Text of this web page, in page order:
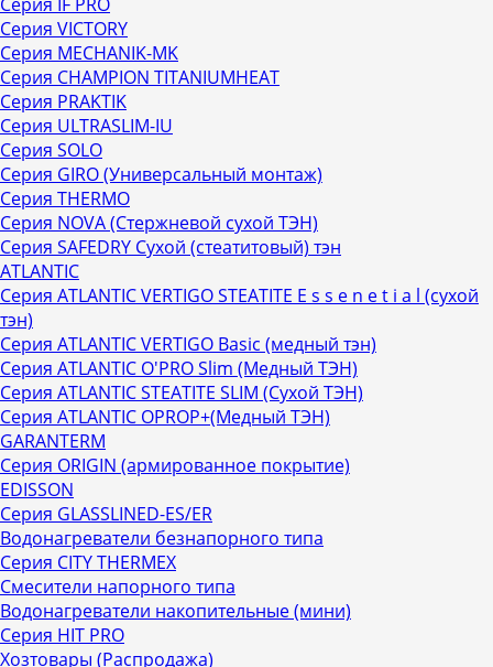
Серия VICTORY
Серия MECHANIK-MK
Серия CHAMPION TITANIUMHEAT
Серия PRAKTIK
Серия ULTRASLIM-IU
Серия SOLO
Серия GIRO (Универсальный монтаж)
Серия THERMO
Серия NOVA (Стержневой сухой ТЭН)
Серия SAFEDRY Сухой (стеатитовый) тэн
ATLANTIC
Серия ATLANTIC VERTIGO STEATITE E s s e n е t i a l (сухой
тэн)
Серия ATLANTIC VERTIGO Basic (медный тэн)
Серия ATLANTIC O'PRO Slim (Медный ТЭН)
Серия ATLANTIC STEATITE SLIM (Сухой ТЭН)
Серия ATLANTIC OPROP+(Медный ТЭН)
GARANTERM
Серия ORIGIN (армированное покрытие)
EDISSON
Серия GLASSLINED-ES/ER
Водонагреватели безнапорного типа
Серия CITY THERMEX
Смесители напорного типа
Водонагреватели накопительные (мини)
Серия HIT PRO
Хозтовары (Распродажа)